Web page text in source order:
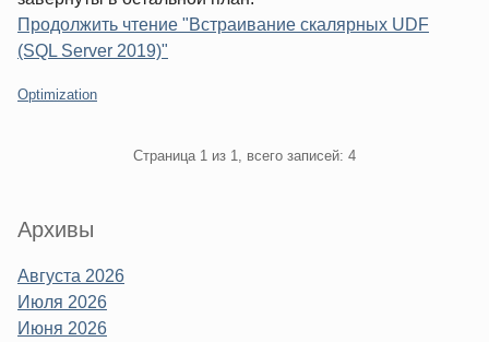
Продолжить чтение "Встраивание скалярных UDF
(SQL Server 2019)"
Категории:
Optimization
Страница 1 из 1, всего записей: 4
Sidebar
Архивы
Августа 2026
Июля 2026
Июня 2026